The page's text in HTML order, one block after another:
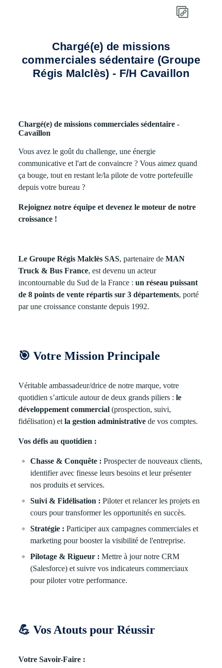
Chargé(e) de missions
commerciales sédentaire (Groupe
Régis Malclès) - F/H Cavaillon
Chargé(e) de missions commerciales sédentaire -
Cavaillon
Vous avez le goût du challenge, une énergie
communicative et l'art de convaincre ? Vous aimez quand
ça bouge, tout en restant le/la pilote de votre portefeuille
depuis votre bureau ?
Rejoignez notre équipe et devenez le moteur de notre
croissance !
Le Groupe Régis Malclès SAS, partenaire deMAN
Truck & Bus France, est devenu un acteur
incontournable du Sud de la France :un réseau puissant
de 8 points de vente répartis sur 3 départements, porté
par une croissance constante depuis 1992.
🎯 Votre Mission Principale
Véritable ambassadeur/drice de notre marque, votre
quotidien s’articule autour de deux grands piliers :le
développement commercial (prospection, suivi,
fidélisation) etla gestion administrative de vos comptes.
Vos défis au quotidien :
Chasse & Conquête : Prospecter de nouveaux clients,
identifier avec finesse leurs besoins et leur présenter
nos produits et services.
Suivi & Fidélisation : Piloter et relancer les projets en
cours pour transformer les opportunités en succès.
Stratégie : Participer aux campagnes commerciales et
marketing pour booster la visibilité de l'entreprise.
Pilotage & Rigueur : Mettre à jour notre CRM
(Salesforce) et suivre vos indicateurs commerciaux
pour piloter votre performance.
💪 Vos Atouts pour Réussir
Votre Savoir-Faire :